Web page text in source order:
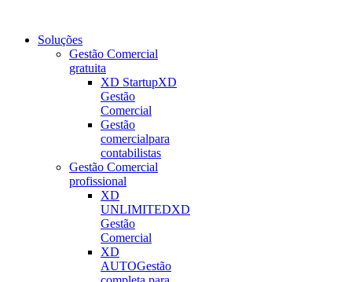
Soluções
Gestão Comercial
gratuita
XD StartupXD
Gestão
Comercial
Gestão
comercialpara
contabilistas
Gestão Comercial
profissional
XD
UNLIMITEDXD
Gestão
Comercial
XD
AUTOGestão